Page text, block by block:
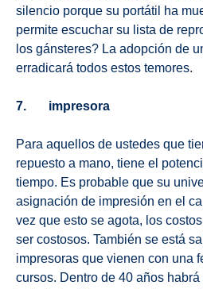
silencio porque su portátil ha
permite escuchar su lista de
los gánsteres? La adopción de
erradicará todos estos temores.
7. impresora
Para aquellos de ustedes que
repuesto a mano, tiene el
tiempo. Es probable que su
asignación de impresión en el
vez que esto se agota, los
ser costosos. También se está
impresoras que vienen con una
cursos. Dentro de 40 años